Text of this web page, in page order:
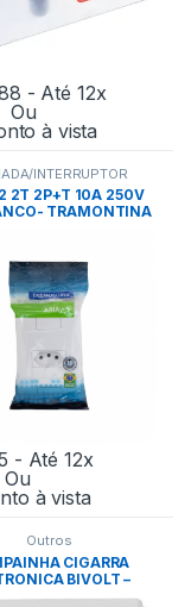
- Até 12x
Ou
à vista
INTERRUPTOR
2T 2P+T 10A 250V
TRAMONTINA
- Até 12x
Ou
à vista
Outros
CIGARRA
BIVOLT –